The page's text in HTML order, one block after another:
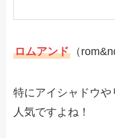
ロムアンド （
特にアイシャドウ
人気ですよね！